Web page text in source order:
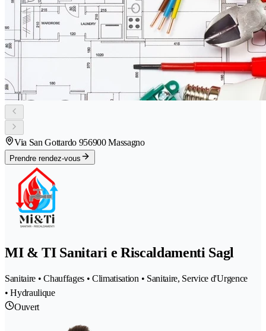
Via San Gottardo 956900 Massagno
Prendre rendez-vous
MI & TI Sanitari e Riscaldamenti Sagl
Sanitaire • Chauffages • Climatisation • Sanitaire, Service d'Urgence
• Hydraulique
Ouvert